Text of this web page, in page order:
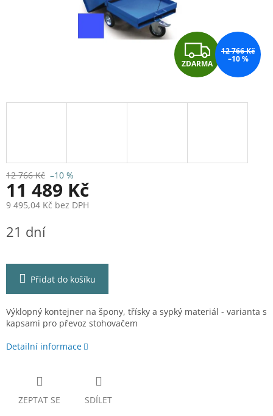
Z
D
A
ZDARMA
12 766 Kč
–10 %
12 766 Kč –10 %
11 489 Kč
9 495,04 Kč bez DPH
cena:
21 dní
Přidat do košíku
Výklopný kontejner na špony, třísky a sypký materiál - varianta s
kapsami pro převoz stohovačem
Detailní informace
ZEPTAT SE SDÍLET